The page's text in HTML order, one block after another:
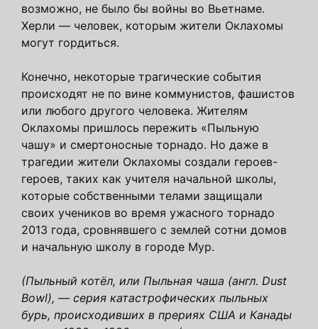
возможно, не было бы войны во Вьетнаме.
Херли — человек, которым жители Оклахомы
могут гордиться.
Конечно, некоторые трагические события
происходят не по вине коммунистов, фашистов
или любого другого человека. Жителям
Оклахомы пришлось пережить «Пыльную
чашу» и смертоносные торнадо. Но даже в
трагедии жители Оклахомы создали героев-
героев, таких как учителя начальной школы,
которые собственными телами защищали
своих учеников во время ужасного торнадо
2013 года, сровнявшего с землей сотни домов
и начальную школу в городе Мур.
(Пыльный котёл, или Пыльная чаша (англ. Dust
Bowl), — серия катастрофических пыльных
бурь, происходивших в прериях США и Канады